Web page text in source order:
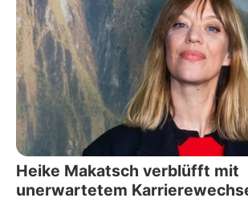
Heike Makatsch verblüfft mit
unerwartetem